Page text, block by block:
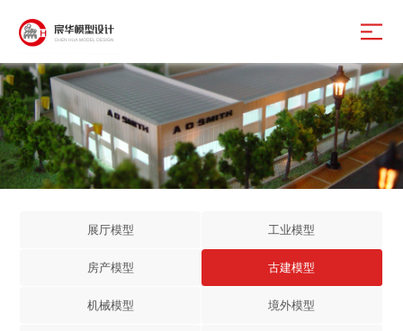
展厅模型 工业模型
房产模型 古建模型
机械模型 境外模型